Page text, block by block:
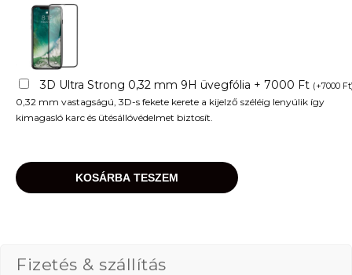
3D Ultra Strong 0,32 mm 9H üvegfólia + 7000 Ft (+7000 Ft
0,32 mm vastagságú, 3D-s fekete kerete a kijelző széléig lenyúlik így
kimagasló karc és ütésállóvédelmet biztosít.
KOSÁRBA TESZEM
Fizetés & szállítás